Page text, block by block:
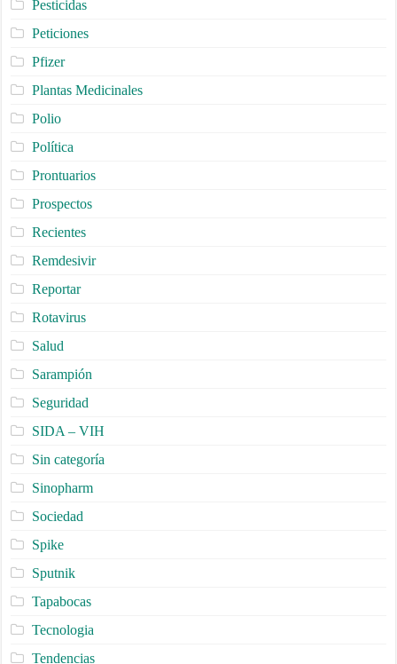
Pesticidas
Peticiones
Pfizer
Plantas Medicinales
Polio
Política
Prontuarios
Prospectos
Recientes
Remdesivir
Reportar
Rotavirus
Salud
Sarampión
Seguridad
SIDA – VIH
Sin categoría
Sinopharm
Sociedad
Spike
Sputnik
Tapabocas
Tecnologia
Tendencias